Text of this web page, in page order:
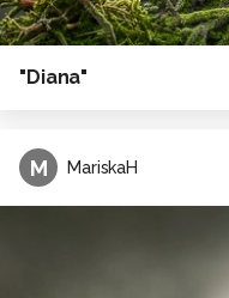
"Diana"
M MariskaH